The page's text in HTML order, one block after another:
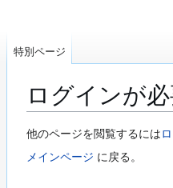
ログインが
ナ
ビ
検
索
他のページを閲覧するには
メインページ に戻る。
特別ページ